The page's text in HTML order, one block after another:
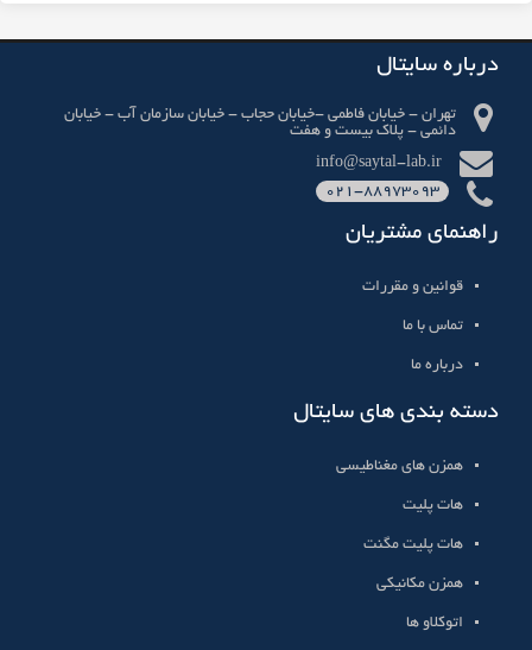
درباره سایتال
تهران - خیابان فاطمی -خیابان حجاب - خیابان سازمان آب - خیابان
دائمی - پلاک بیست و هفت
info@saytal-lab.ir
021-88973093
راهنمای مشتریان
قوانین و مقررات
تماس با ما
درباره ما
دسته بندی های سایتال
همزن های مغناطیسی
هات پلیت
هات پلیت مگنت
همزن مکانیکی
اتوکلاو ها